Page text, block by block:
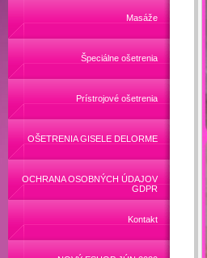
Masáže
Špeciálne ošetrenia
Prístrojové ošetrenia
OŠETRENIA GISELE DELORME
OCHRANA OSOBNÝCH ÚDAJOV
GDPR
Kontakt